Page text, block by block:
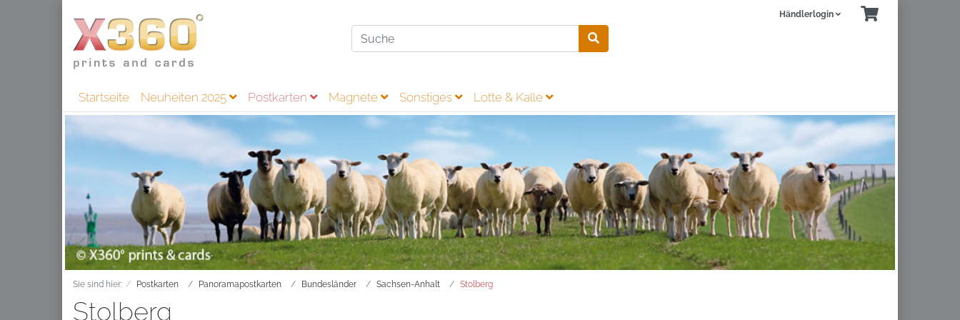
Händlerlogin
Startseite Neuheiten 2025 Postkarten Magnete Sonstiges Lotte & Kalle
Sie sind hier: Postkarten Panoramapostkarten Bundesländer Sachsen-Anhalt Stolberg
Stolberg